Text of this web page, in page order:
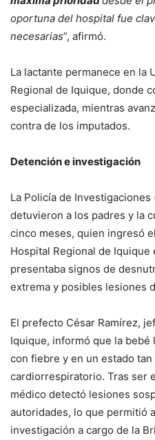
oportuna del hospital fue
necesarias”, afirmó.
La lactante permanece en la
Regional de Iquique, donde
especializada, mientras
contra de los imputados.
Detención e investigación
La Policía de Investigaciones
detuvieron a los padres y la
cinco meses, quien ingresó
Hospital Regional de
presentaba signos de
extrema y posibles lesiones
El prefecto César Ramírez,
Iquique, informó que la
con fiebre y en un estado
cardiorrespiratorio. Tras ser
médico detectó lesiones
autoridades, lo que permitió
investigación a cargo de la